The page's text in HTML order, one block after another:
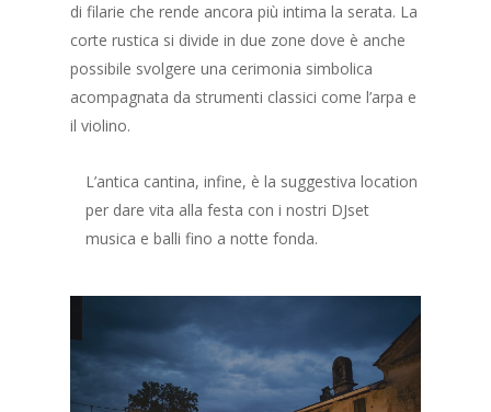
di filarie che rende ancora più intima la serata. La
corte rustica si divide in due zone dove è anche
possibile svolgere una cerimonia simbolica
acompagnata da strumenti classici come l’arpa e
il violino.
L’antica cantina, infine, è la suggestiva location
per dare vita alla festa con i nostri DJset
musica e balli fino a notte fonda.